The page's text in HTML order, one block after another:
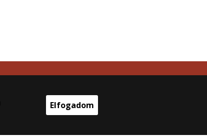
Elfogadom